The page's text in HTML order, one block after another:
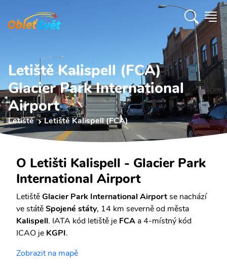
Letiště Kalispell (FCA)
Glacier Park International
Airport
Letiště Letiště Kalispell (FCA)
O Letišti Kalispell - Glacier Park
International Airport
LetištěGlacier Park International Airportse nachází
ve státěSpojené státy, 14 km severně od města
Kalispell. IATA kód letiště je FCA a 4-místný kód
ICAO je KGPI.
Zobrazit na mapě